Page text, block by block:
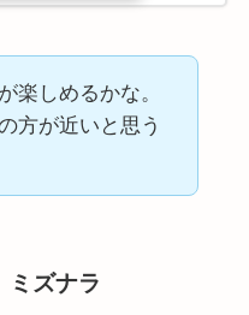
楽しめるかな。
方が近いと思う
ズナラ